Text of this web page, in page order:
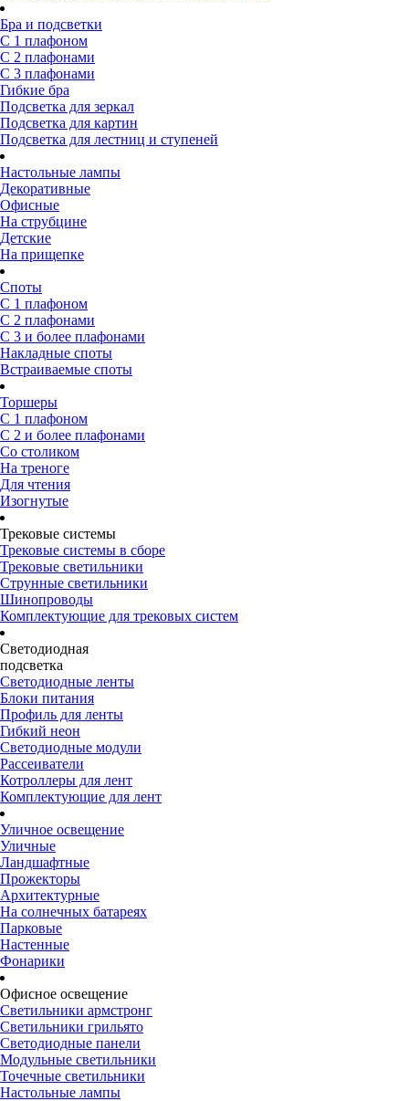
Бра и подсветки
С 1 плафоном
С 2 плафонами
С 3 плафонами
Гибкие бра
Подсветка для зеркал
Подсветка для картин
Подсветка для лестниц и ступеней
Настольные лампы
Декоративные
Офисные
На струбцине
Детские
На прищепке
Споты
С 1 плафоном
С 2 плафонами
С 3 и более плафонами
Накладные споты
Встраиваемые споты
Торшеры
С 1 плафоном
С 2 и более плафонами
Со столиком
На треноге
Для чтения
Изогнутые
Трековые системы
Трековые системы в сборе
Трековые светильники
Струнные светильники
Шинопроводы
Комплектующие для трековых систем
Светодиодная
подсветка
Светодиодные ленты
Блоки питания
Профиль для ленты
Гибкий неон
Светодиодные модули
Рассеиватели
Котроллеры для лент
Комплектующие для лент
Уличное освещение
Уличные
Ландшафтные
Прожекторы
Архитектурные
На солнечных батареях
Парковые
Настенные
Фонарики
Офисное освещение
Светильники армстронг
Светильники грильято
Светодиодные панели
Модульные светильники
Точечные светильники
Настольные лампы